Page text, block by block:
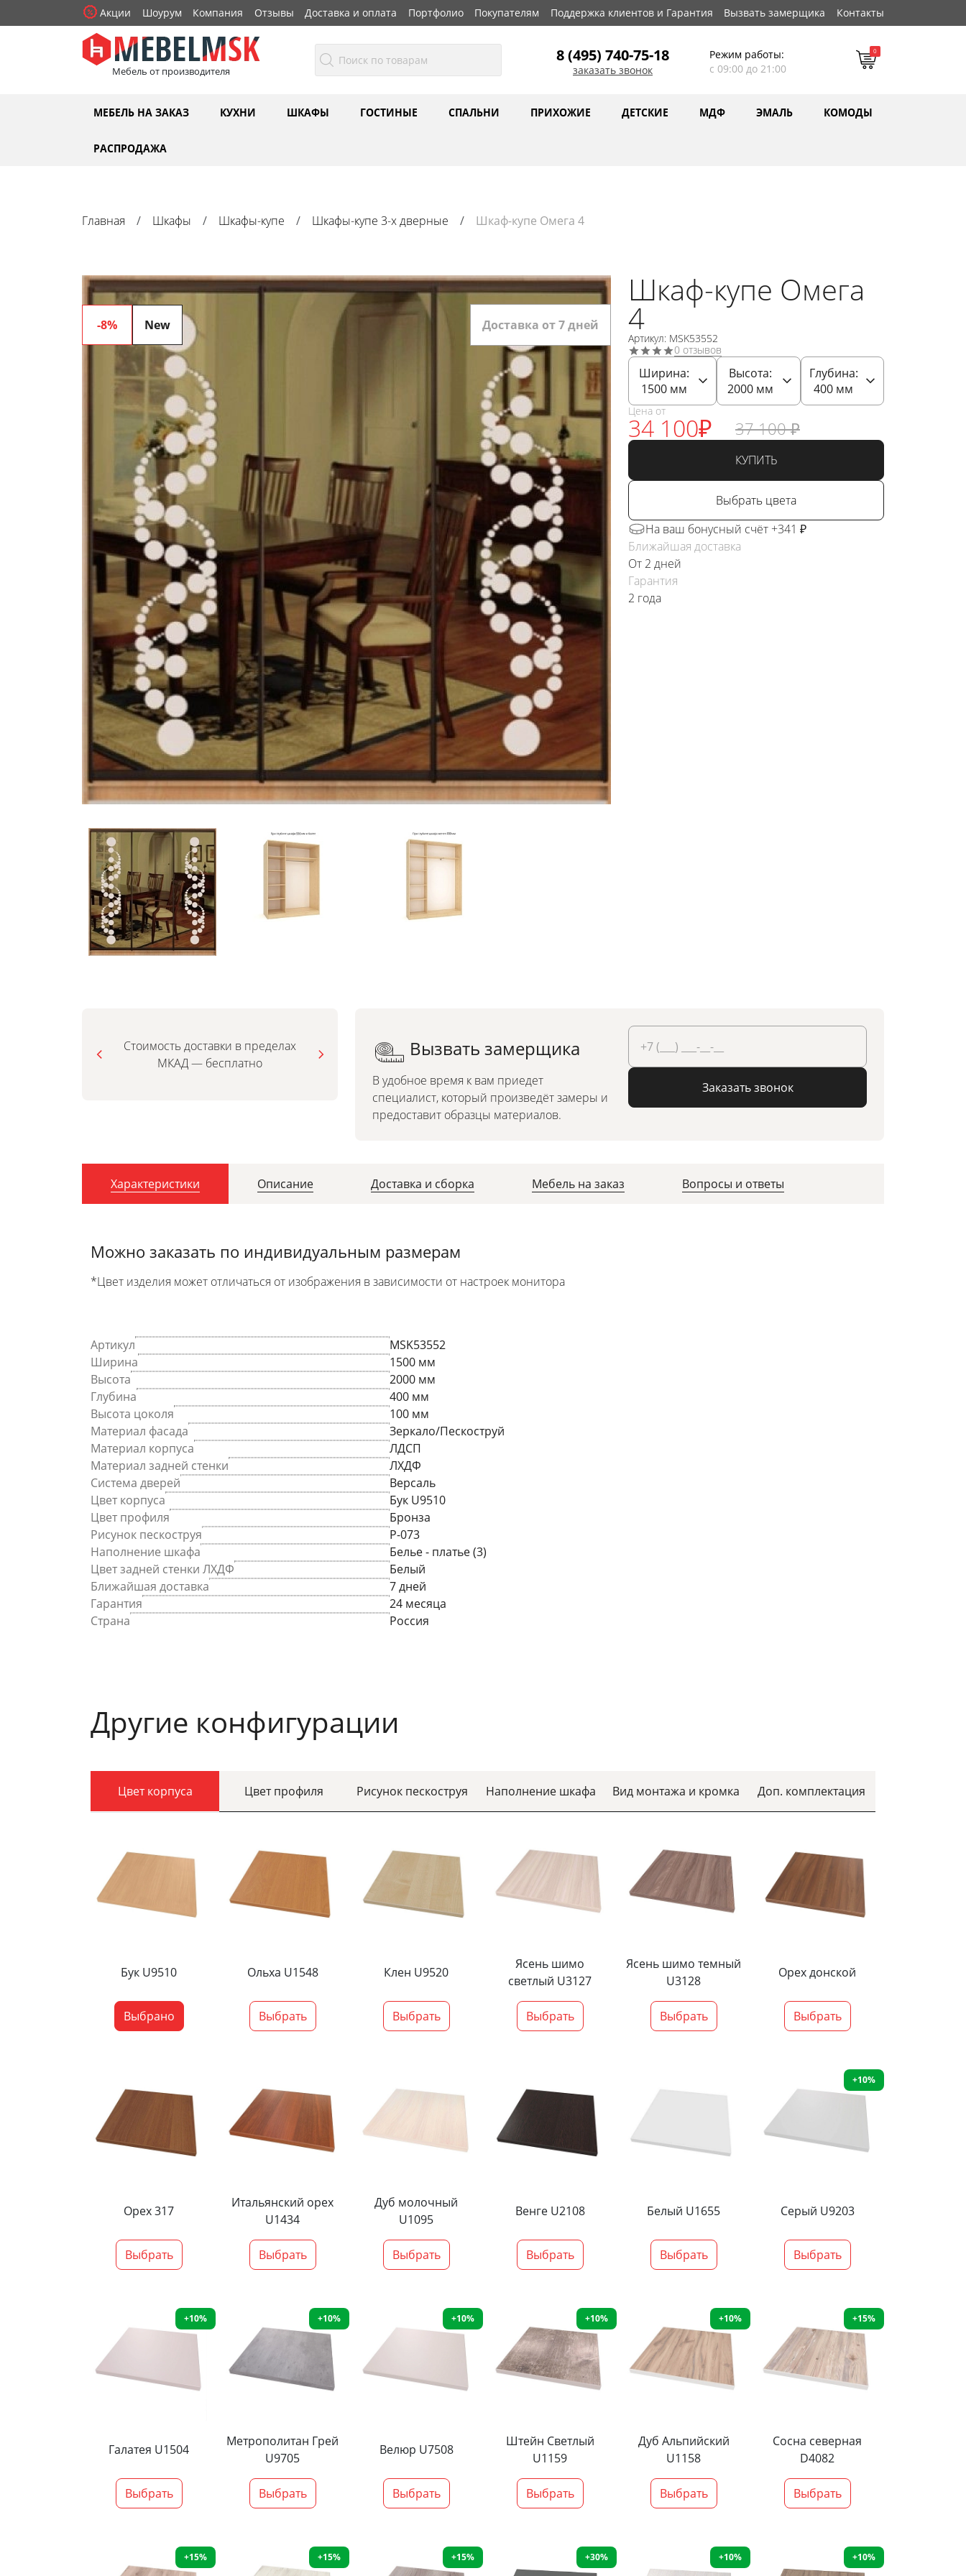
Акции Шоурум Компания Отзывы Доставка и оплата Портфолио Покупателям Поддержка клиентов и Гарантия Вызвать замерщика Контакты
Мебель от производителя
8 (495) 740-75-18
заказать звонок
Режим работы:
с 09:00 до 21:00
0
МЕБЕЛЬ НА ЗАКАЗ КУХНИ ШКАФЫ ГОСТИНЫЕ СПАЛЬНИ ПРИХОЖИЕ ДЕТСКИЕ МДФ ЭМАЛЬ КОМОДЫ
РАСПРОДАЖА
Главная Шкафы Шкафы-купе Шкафы-купе 3-х дверные Шкаф-купе Омега 4
-8% New Доставка от 7 дней
Шкаф-купе Омега
4
Артикул: MSK53552
0 отзывов
Ширина:
1500мм
Высота:
2000мм
Глубина:
400 мм
Цена от
34 100₽ 37 100 ₽
КУПИТЬ
Выбрать цвета
На ваш бонусный счёт +341 ₽
Ближайшая доставка
От 2 дней
Гарантия
2 года
Стоимость доставки в пределах
МКАД — бесплатно
Можно заказать по
индивидуальным размерам
Вызвать замерщика
В удобное время к вам приедет
специалист, который произведёт замеры и
предоставит образцы материалов.
Заказать звонок
Характеристики Описание Доставка и сборка Мебель на заказ Вопросы и ответы
Можно заказать по индивидуальным размерам
*Цвет изделия может отличаться от изображения в зависимости от настроек монитора
Артикул
MSK53552
Ширина
1500 мм
Высота
2000 мм
Глубина
400 мм
Высота цоколя
100 мм
Материал фасада
Зеркало/Пескоструй
Материал корпуса
ЛДСП
Материал задней стенки
ЛХДФ
Система дверей
Версаль
Цвет корпуса
Бук U9510
Цвет профиля
Бронза
Рисунок пескоструя
P-073
Наполнение шкафа
Белье - платье (3)
Цвет задней стенки ЛХДФ
Белый
Ближайшая доставка
7 дней
Гарантия
24 месяца
Страна
Россия
Другие конфигурации
Цвет корпуса Цвет профиля Рисунок пескоструя Наполнение шкафа Вид монтажа и кромка Доп. комплектация
Бук U9510
Выбрано
Ольха U1548
Выбрать
Клен U9520
Выбрать
Ясень шимо
светлый U3127
Выбрать
Ясень шимо темный
U3128
Выбрать
Орех донской
Выбрать
Орех 317
Выбрать
Итальянский орех
U1434
Выбрать
Дуб молочный
U1095
Выбрать
Венге U2108
Выбрать
Белый U1655
Выбрать
+10%
Серый U9203
Выбрать
+10%
Галатея U1504
Выбрать
+10%
Метрополитан Грей
U9705
Выбрать
+10%
Велюр U7508
Выбрать
+10%
Штейн Светлый
U1159
Выбрать
+10%
Дуб Альпийский
U1158
Выбрать
+15%
Сосна северная
D4082
Выбрать
+15% +15% +15% +30% +10% +10%